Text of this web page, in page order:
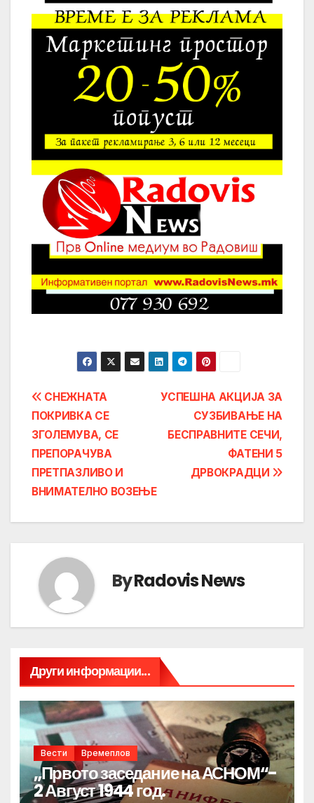
Post
navigation
УСПЕШНА АКЦИЈА ЗА
СУЗБИВАЊЕ НА
БЕСПРАВНИТЕ СЕЧИ,
ФАТЕНИ 5
ДРВОКРАДЦИ
СНЕЖНАТА
ПОКРИВКА СЕ
ЗГОЛЕМУВА, СЕ
ПРЕПОРАЧУВА
ПРЕТПАЗЛИВО И
ВНИМАТЕЛНО ВОЗЕЊЕ
ByRadovis News
Други информации...
Вести Времеплов
„Првото заседание на АСНОМ“-
2 Август 1944 год.